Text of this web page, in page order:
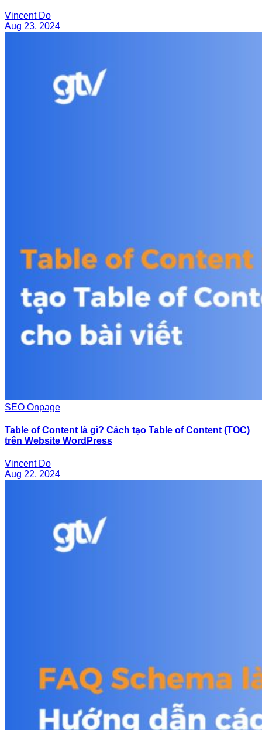
Vincent Do
Aug 23, 2024
SEO Onpage
Table of Content là gì? Cách tạo Table of Content (TOC)
trên Website WordPress
Vincent Do
Aug 22, 2024